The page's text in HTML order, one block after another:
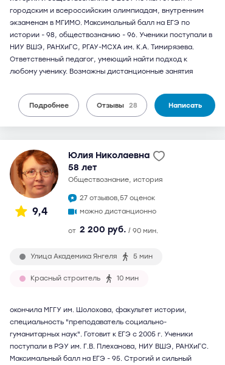
городским и всероссийским олимпиадам, внутренним
экзаменам в МГИМО. Максимальный балл на ЕГЭ по
истории - 98, обществознанию - 96. Ученики поступали в
НИУ ВШЭ, РАНХиГС, РГАУ-МСХА им. К.А. Тимирязева.
Ответственный педагог, умеющий найти подход к
любому ученику. Возможны дистанционные занятия
Подробнее Отзывы 28 Написать
9,4
Юлия Николаевна
58 лет
обществознание, история
27 отзывов,57 оценок
можно дистанционно
от 2 200 руб. / 90 мин.
Улица Академика Янгеля 5 мин
Красный строитель 10 мин
окончила МГГУ им. Шолохова, факультет истории,
специальность "преподаватель социально-
гуманитарных наук". Готовит к ЕГЭ с 2005 г. Ученики
поступали в РЭУ им. Г.В. Плеханова, НИУ ВШЭ, РАНХиГС.
Максимальный балл на ЕГЭ - 95. Строгий и сильный